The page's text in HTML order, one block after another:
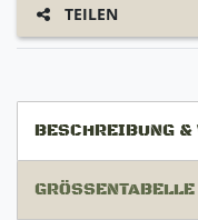
TEILEN
BESCHREIBUNG &
GRÖSSENTABELLE